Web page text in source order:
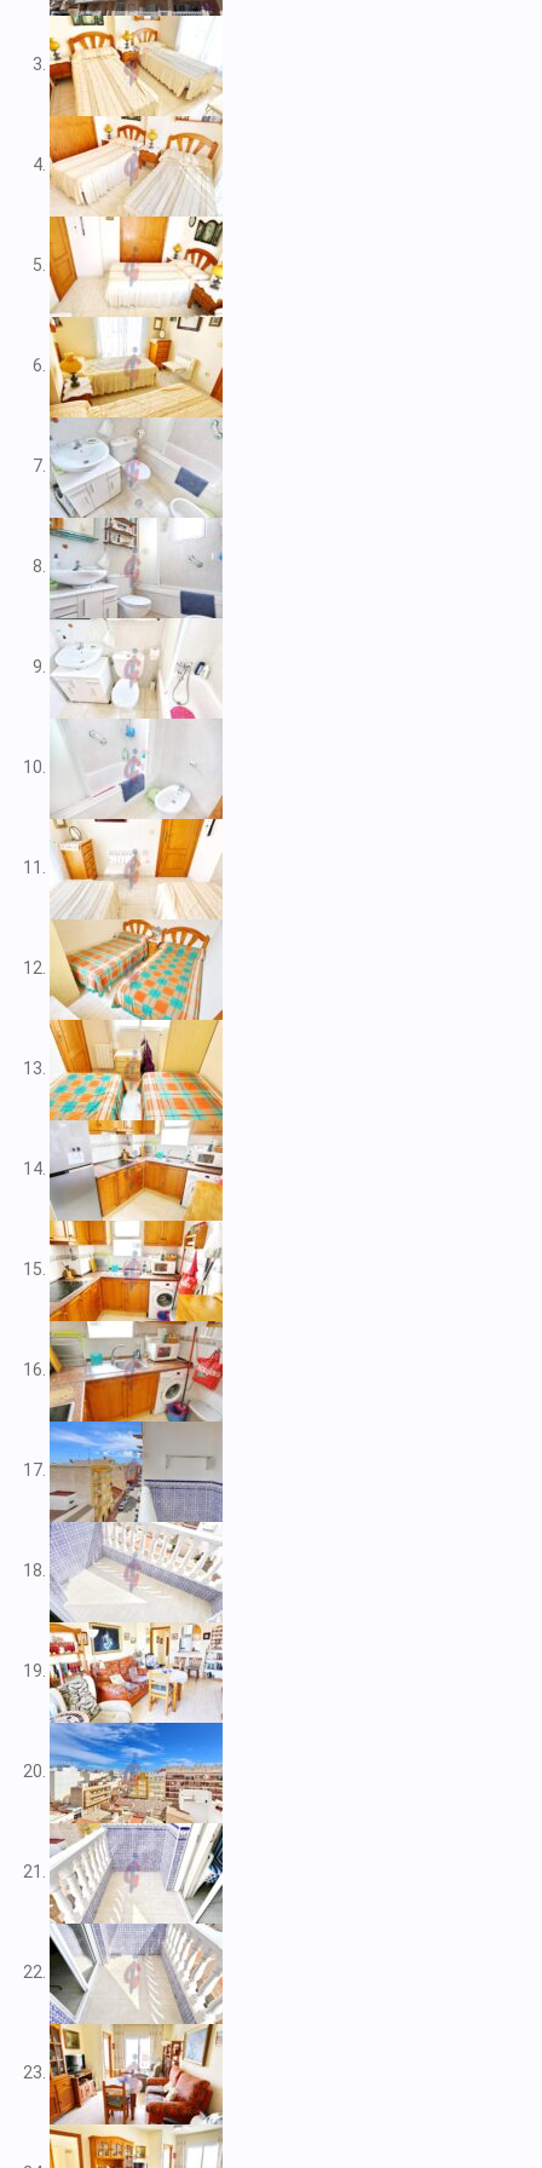
V1974
V1975
V1980
V1984
V2022
V2023
V2024
V2026
V2037
V2038
V2039
V2043
V2045
V2049
V2052
V2056B
V2059
V2060
V2061
V2062
V2077
V2088
V2096
V2100
V2104
V2109
V2111
V2116
V2117
V2120
V2122
V2125
V2127
V2139
V2160
V2161
V2163
V2165
V2172
V2177
V2178
V2183
V2187
V2192
V2199
V2208
V2209
V2212
V2217
V2221
V2222
V2223
V2224
V2226
V2228
V2230
V2232
V2235
V2237
V2239
V2240
V2241
V2243
V2246
V2248
V2253
V2255
V2256
V2257
V2258
V2262
V2265
V2266
V2267
V2268
V2269
V2272
V2273
V2276
V2284
V2291
V2301
V2303
V2304
V2308
V2309
V2313
V2314
V2316
V2317
V2320
V2322
V2325
V2333
V2334
V2341
V2345